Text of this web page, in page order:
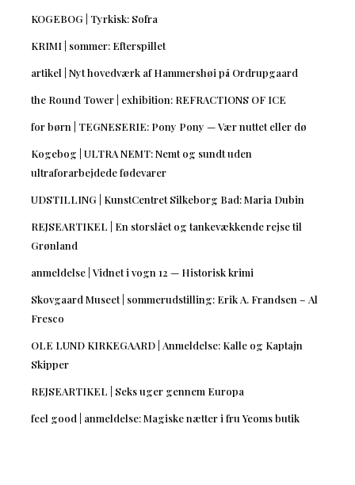
KOGEBOG | Tyrkisk: Sofra
KRIMI | sommer: Efterspillet
artikel | Nyt hovedværk af Hammershøi på Ordrupgaard
the Round Tower | exhibition: REFRACTIONS OF ICE
for børn | TEGNESERIE: Pony Pony — Vær nuttet eller dø
Kogebog | ULTRA NEMT: Nemt og sundt uden
ultraforarbejdede fødevarer
UDSTILLING | KunstCentret Silkeborg Bad: Maria Dubin
REJSEARTIKEL | En storslået og tankevækkende rejse til
Grønland
anmeldelse | Vidnet i vogn 12 — Historisk krimi
Skovgaard Museet | sommerudstilling: Erik A. Frandsen – Al
Fresco
OLE LUND KIRKEGAARD | Anmeldelse: Kalle og Kaptajn
Skipper
REJSEARTIKEL | Seks uger gennem Europa
feel good | anmeldelse: Magiske nætter i fru Yeoms butik